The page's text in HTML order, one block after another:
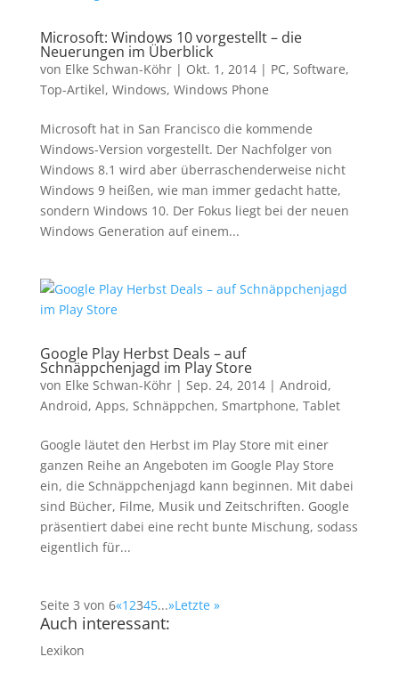
Microsoft: Windows 10 vorgestellt – die
Neuerungen im Überblick
von Elke Schwan-Köhr| Okt. 1, 2014| PC, Software,
Top-Artikel, Windows, Windows Phone
Microsoft hat in San Francisco die kommende
Windows-Version vorgestellt. Der Nachfolger von
Windows 8.1 wird aber überraschenderweise nicht
Windows 9 heißen, wie man immer gedacht hatte,
sondern Windows 10. Der Fokus liegt bei der neuen
Windows Generation auf einem...
Google Play Herbst Deals – auf
Schnäppchenjagd im Play Store
von Elke Schwan-Köhr| Sep. 24, 2014| Android,
Android, Apps, Schnäppchen, Smartphone, Tablet
Google läutet den Herbst im Play Store mit einer
ganzen Reihe an Angeboten im Google Play Store
ein, die Schnäppchenjagd kann beginnen. Mit dabei
sind Bücher, Filme, Musik und Zeitschriften. Google
präsentiert dabei eine recht bunte Mischung, sodass
eigentlich für...
Seite 3 von 6«12345...»Letzte »
Auch interessant:
Lexikon